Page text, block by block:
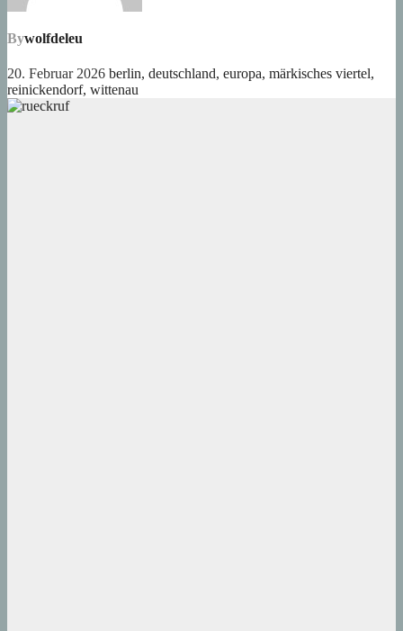
Bywolfdeleu
20. Februar 2026 berlin, deutschland, europa, märkisches viertel,
reinickendorf, wittenau